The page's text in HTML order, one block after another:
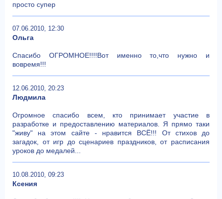
просто супер
07.06.2010, 12:30
Ольга
Спасибо ОГРОМНОЕ!!!!Вот именно то,что нужно и
вовремя!!!
12.06.2010, 20:23
Людмила
Огромное спасибо всем, кто принимает участие в
разработке и предоставлению материалов. Я прямо таки
"живу" на этом сайте - нравится ВСЁ!!! От стихов до
загадок, от игр до сценариев праздников, от расписания
уроков до медалей...
10.08.2010, 09:23
Ксения